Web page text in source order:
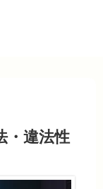
・違法性